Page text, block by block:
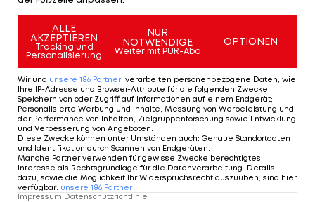
Mit seinem dritten ATP-Tour
Khachanov erstmals in seiner Karriere in die Top-
20 vor, er wird am Montag Weltranglisten-19. sein.
Thiem
kennt
neuen
Wien-
Gegner
Tennis
ALLE
AKZEPTIEREN
Tracking und
Personalisierung
NUR
NOTWENDIGE
Weiter mit PUR-Abo
OPTIONEN
Wir und unsere 186 Partner verarbeiten personenbezogene Daten, wie
Ihre IP-Adresse und Browser-Attribute für die folgenden Zwecke:
Speichern von oder Zugriff auf Informationen auf einem Endgerät;
Personalisierte Werbung und Inhalte, Messung von Werbeleistung und
der Performance von Inhalten, Zielgruppenforschung sowie Entwicklung
und Verbesserung von Angeboten
Diese Zwecke können unter Umständen auch: Genaue Standortdaten
und Identifikation durch Scannen von Endgeräten
Manche Partner verwenden für gewisse Zwecke berechtigtes
Interesse als Rechtsgrundlage für die Datenverarbeitung. Details
dazu, sowie die Möglichkeit Ihr Widerspruchsrecht auszuüben, sind hier
verfügbar: unsere 186 Partner
Impressum|Datenschutzrichtlinie